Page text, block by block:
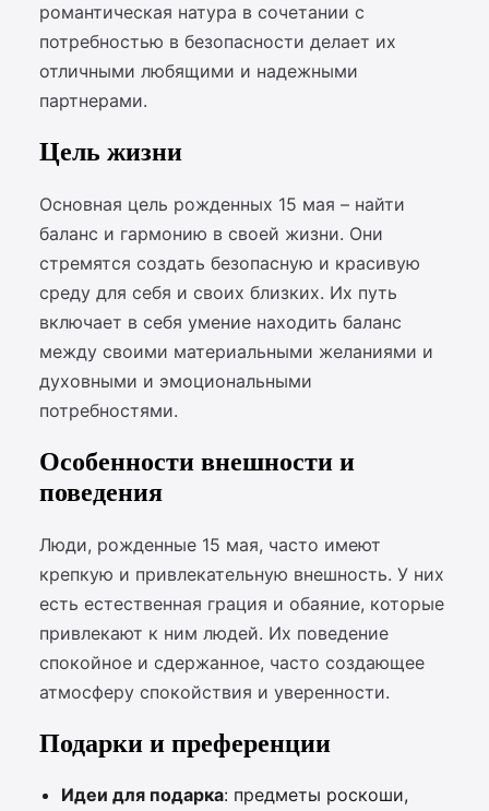
романтическая натура в сочетании с
потребностью в безопасности делает их
отличными любящими и надежными
партнерами.
Цель жизни
Основная цель рожденных 15 мая – найти
баланс и гармонию в своей жизни. Они
стремятся создать безопасную и красивую
среду для себя и своих близких. Их путь
включает в себя умение находить баланс
между своими материальными желаниями и
духовными и эмоциональными
потребностями.
Особенности внешности и
поведения
Люди, рожденные 15 мая, часто имеют
крепкую и привлекательную внешность. У них
есть естественная грация и обаяние, которые
привлекают к ним людей. Их поведение
спокойное и сдержанное, часто создающее
атмосферу спокойствия и уверенности.
Подарки и преференции
Идеи для подарка: предметы роскоши,